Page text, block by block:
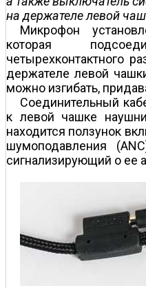
на держателе левой
Микрофон
которая
четырехконтактного
держателе левой
можно изгибать,
Соединительный
к левой чашке
находится ползунок
шумоподавления
сигнализирующий о ее